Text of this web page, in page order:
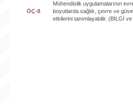
ÖÇ-8
Mühendislik uygulamalarının
boyutlarda sağlık, çevre ve
etkilerini tanımlayabilir. (BİLGİ